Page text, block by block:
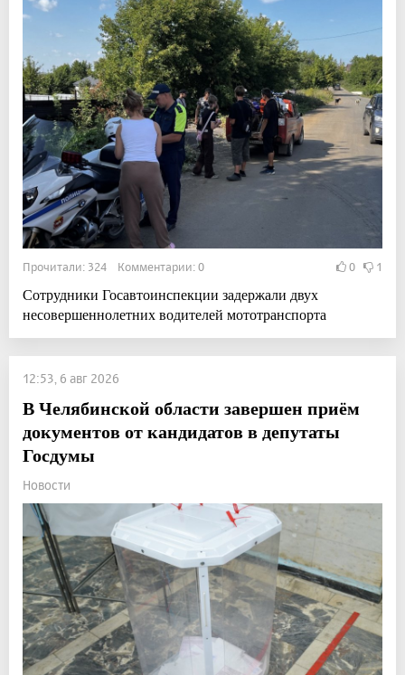
Прочитали: 324 Комментарии: 0 0 1
Сотрудники Госавтоинспекции задержали двух
несовершеннолетних водителей мототранспорта
12:53, 6 авг 2026
В Челябинской области завершен приём
документов от кандидатов в депутаты
Госдумы
Новости